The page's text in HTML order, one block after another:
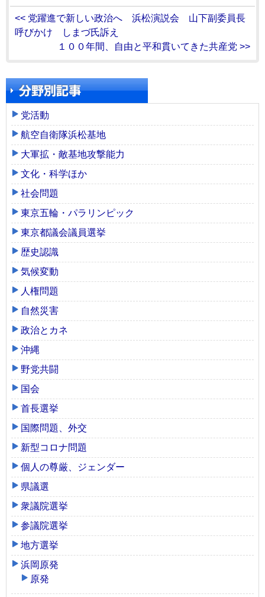
<< 党躍進で新しい政治へ 浜松演説会 山下副委員長
呼びかけ しまづ氏訴え
１００年間、自由と平和貫いてきた共産党 >>
党活動
航空自衛隊浜松基地
大軍拡・敵基地攻撃能力
文化・科学ほか
社会問題
東京五輪・パラリンピック
東京都議会議員選挙
歴史認識
気候変動
人権問題
自然災害
政治とカネ
沖縄
野党共闘
国会
首長選挙
国際問題、外交
新型コロナ問題
個人の尊厳、ジェンダー
県議選
衆議院選挙
参議院選挙
地方選挙
浜岡原発
原発